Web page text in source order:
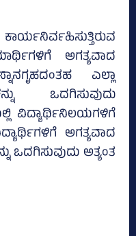
ಅಗತ್ಯವಾದ
ಎಲ್ಲಾ
ಒದಗಿಸುವುದು
ವಿದ್ಯಾರ್ಥಿನಿಲಯಗಳಿಗೆ
ಅಗತ್ಯವಾದ
ಅತ್ಯಂತ